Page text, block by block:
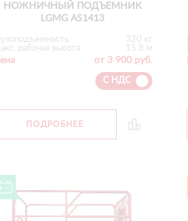
НОЖНИЧНЫЙ ПОДЪЕМНИК
LGMG AS1413
320 кг
рабочая высота
15.8 м
от 3 900 руб.
С НДС
ПОДРОБНЕЕ